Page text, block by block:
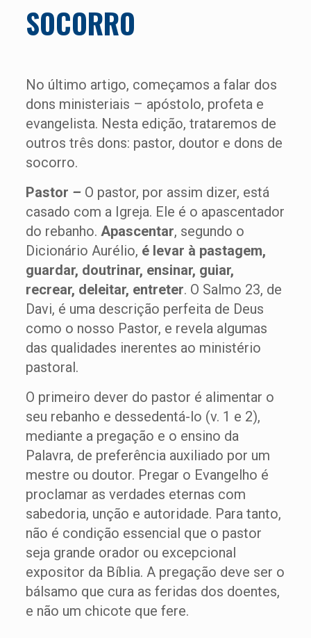
SOCORRO
No último artigo, começamos a falar dos
dons ministeriais – apóstolo, profeta e
evangelista. Nesta edição, trataremos de
outros três dons: pastor, doutor e dons de
socorro.
Pastor – O pastor, por assim dizer, está
casado com a Igreja. Ele é o apascentador
do rebanho. Apascentar, segundo o
Dicionário Aurélio, é levar à pastagem,
guardar, doutrinar, ensinar, guiar,
recrear, deleitar, entreter. O Salmo 23, de
Davi, é uma descrição perfeita de Deus
como o nosso Pastor, e revela algumas
das qualidades inerentes ao ministério
pastoral.
O primeiro dever do pastor é alimentar o
seu rebanho e dessedentá-lo (v. 1 e 2),
mediante a pregação e o ensino da
Palavra, de preferência auxiliado por um
mestre ou doutor. Pregar o Evangelho é
proclamar as verdades eternas com
sabedoria, unção e autoridade. Para tanto,
não é condição essencial que o pastor
seja grande orador ou excepcional
expositor da Bíblia. A pregação deve ser o
bálsamo que cura as feridas dos doentes,
e não um chicote que fere.